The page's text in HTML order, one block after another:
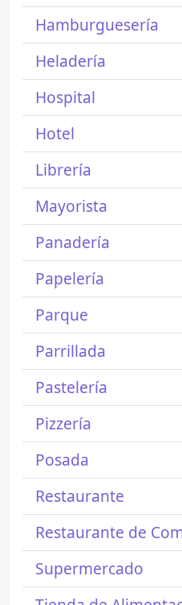
Hamburguesería
Heladería
Hospital
Hotel
Librería
Mayorista
Panadería
Papelería
Parque
Parrillada
Pastelería
Pizzería
Posada
Restaurante
Restaurante de
Supermercado